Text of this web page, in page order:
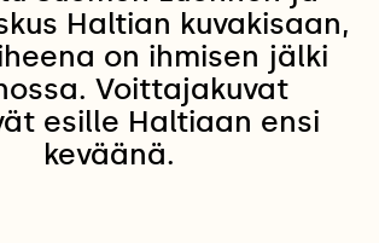
Haltian kuvakisaan,
on ihmisen jälki
Voittajakuvat
esille Haltiaan ensi
keväänä.